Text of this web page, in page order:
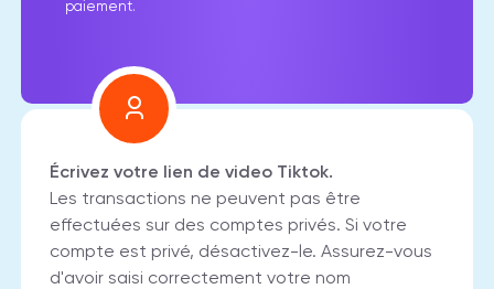
paiement.
Écrivez votre lien de video Tiktok.
Les transactions ne peuvent pas être
effectuées sur des comptes privés. Si votre
compte est privé, désactivez-le. Assurez-vous
d'avoir saisi correctement votre nom